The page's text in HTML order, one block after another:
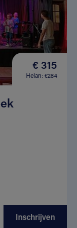
€ 315
Helan: €284
Inschrijven